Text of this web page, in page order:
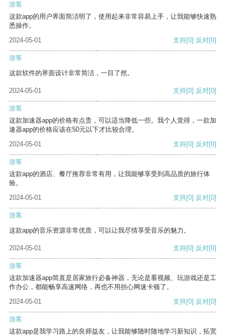
游客
这款app的用户界面简洁明了，使用起来非常容易上手，让我能够快速熟
悉操作。
2024-05-01
支持[0] 反对[0]
游客
这款软件的界面设计非常简洁，一目了然。
2024-05-01 支持[0] 反对[0]
游客
这款加速器app的价格有点贵，可以适当降低一些。我个人觉得，一款加
速器app的价格应该在50元以下才比较合理。
2024-05-01
支持[0] 反对[0]
游客
这款app的酒店、餐厅推荐非常有用，让我能够享受到高品质的旅行体
验。
2024-05-01
支持[0] 反对[0]
游客
这款app的音乐资源非常优质，可以让我尽情享受音乐的魅力。
2024-05-01 支持[0] 反对[0]
游客
这款加速器app简直是居家旅行必备神器，无论是看视频、玩游戏还是工
作办公，都能畅享高速网络，再也不用担心网速卡顿了。
2024-05-01
支持[0] 反对[0]
游客
这款app是我学习路上的良师益友，让我能够随时随地学习新知识，拓宽